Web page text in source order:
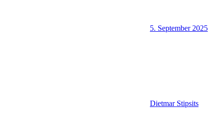
5. September 2025
Dietmar Stipsits